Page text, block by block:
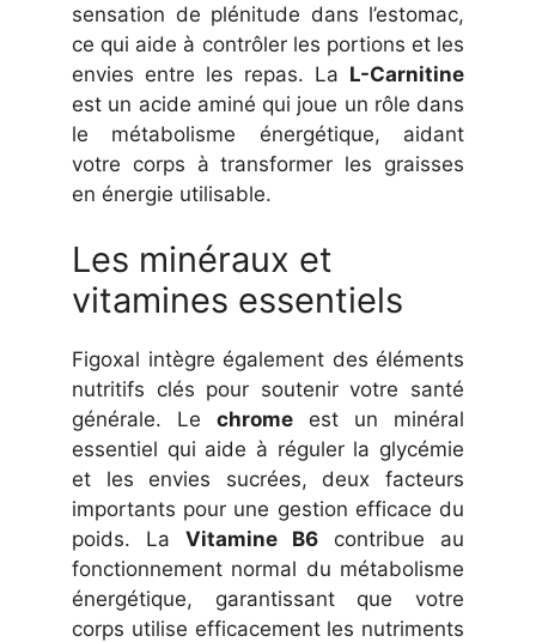
sensation de plénitude dans l’estomac,
ce qui aide à contrôler les portions et les
envies entre les repas. La L-Carnitine
est un acide aminé qui joue un rôle dans
le métabolisme énergétique, aidant
votre corps à transformer les graisses
en énergie utilisable.
Les minéraux et
vitamines essentiels
Figoxal intègre également des éléments
nutritifs clés pour soutenir votre santé
générale. Le chrome est un minéral
essentiel qui aide à réguler la glycémie
et les envies sucrées, deux facteurs
importants pour une gestion efficace du
poids. La Vitamine B6 contribue au
fonctionnement normal du métabolisme
énergétique, garantissant que votre
corps utilise efficacement les nutriments